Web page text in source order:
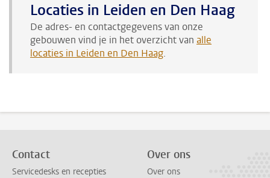
Locaties in Leiden en Den Haag
De adres- en contactgegevens van onze
gebouwen vind je in het overzicht van alle
locaties in Leiden en Den Haag.
Contact
Servicedesks en recepties
Over ons
Over ons